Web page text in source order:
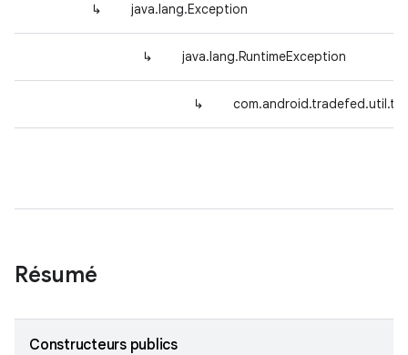
↳ java.lang.Exception
↳ java.lang.RuntimeException
↳
Résumé
Constructeurs publics